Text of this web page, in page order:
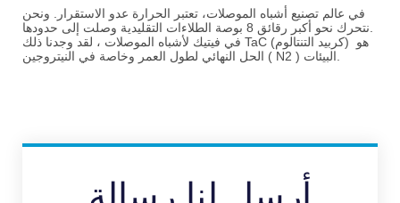
في عالم تصنيع أشباه الموصلات، تعتبر الحرارة عدو الاستقرار. ونحن
نتحرك نحو أكبر رقائق 8 بوصة
في فيتيك لأشباه الموصلات TaC (كربيد التنتالوم)
الحل النهائي لطول العمر وخاصة في النيتروجين ( N2